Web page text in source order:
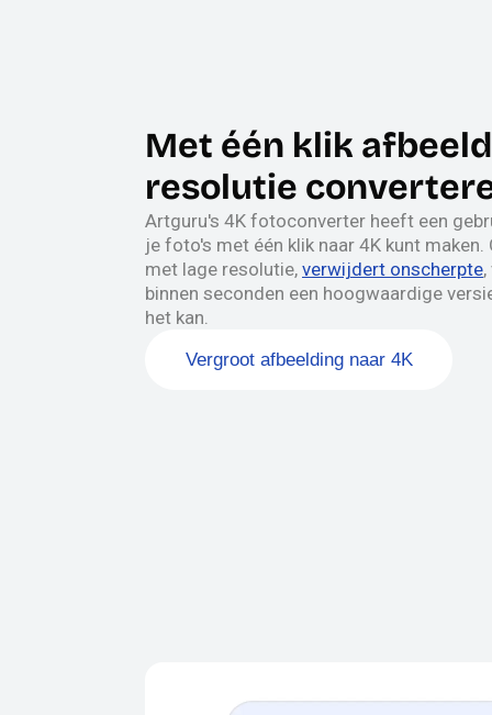
Met één klik
resolutie
Artguru's 4K fotoconverter heeft een
je foto's met één klik naar 4K kunt
met lage resolutie, verwijdert onscherpte
binnen seconden een hoogwaardige
het kan.
Vergroot afbeelding naar 4K